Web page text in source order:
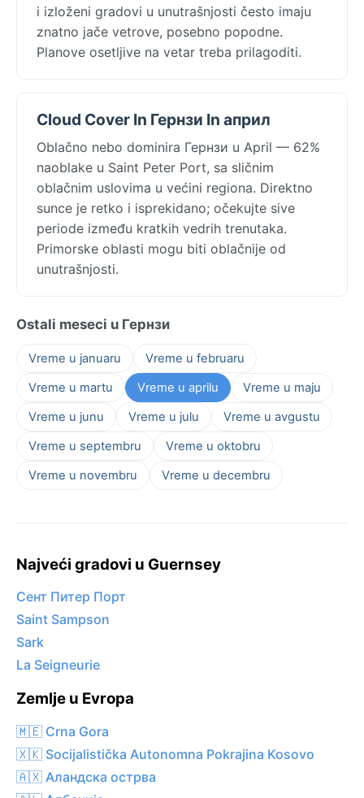
i izloženi gradovi u unutrašnjosti često imaju
znatno jače vetrove, posebno popodne.
Planove osetljive na vetar treba prilagoditi.
Cloud Cover In Гернзи In април
Oblačno nebo dominira Гернзи u April — 62%
naoblake u Saint Peter Port, sa sličnim
oblačnim uslovima u većini regiona. Direktno
sunce je retko i isprekidano; očekujte sive
periode između kratkih vedrih trenutaka.
Primorske oblasti mogu biti oblačnije od
unutrašnjosti.
Ostali meseci u Гернзи
Vreme u januaru
Vreme u februaru
Vreme u martu
Vreme u aprilu
Vreme u maju
Vreme u junu
Vreme u julu
Vreme u avgustu
Vreme u septembru
Vreme u oktobru
Vreme u novembru
Vreme u decembru
Najveći gradovi u Guernsey
Сент Питер Порт
Saint Sampson
Sark
La Seigneurie
Zemlje u Evropa
🇲🇪 Crna Gora
🇽🇰 Socijalistička Autonomna Pokrajina Kosovo
🇦🇽 Аландска острва